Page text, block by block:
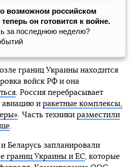
возможном российском
он готовится к войне.
за последнюю неделю?
границ Украины находится
войск РФ и она
. Россия перебрасывает
авиацию и ракетные комплексы,
. Часть техники разместили
.
Беларусь запланировали
границ Украины и ЕС, которые